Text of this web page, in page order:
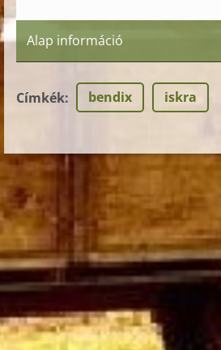
Alap információ
Címkék: bendix iskra